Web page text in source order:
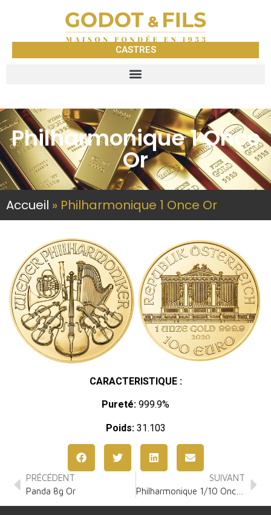
CASTRES
Philharmonique 1 Once
Or
Accueil » Philharmonique 1 Once Or
CARACTERISTIQUE :
Pureté: 999.9%
Poids:31.103
PRÉCÉDENT
Panda 8g Or
SUIVANT
Philharmonique 1/10 Once Or